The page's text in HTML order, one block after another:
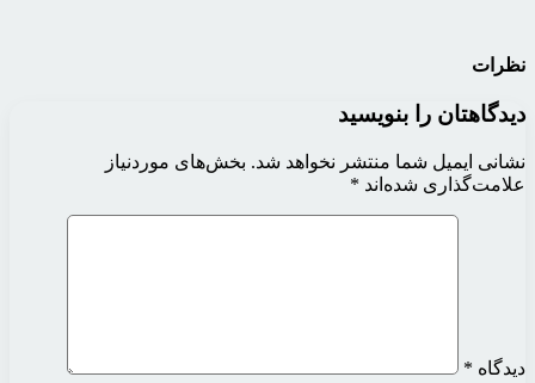
نظرات
دیدگاهتان را بنویسید
نشانی ایمیل شما منتشر نخواهد شد. بخش‌های موردنیاز
علامت‌گذاری شده‌اند *
دیدگاه *